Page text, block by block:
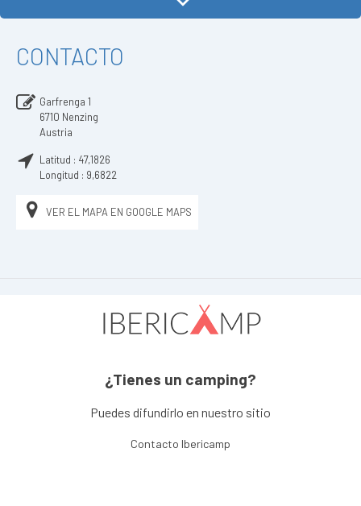
CONTACTO
Garfrenga 1
6710 Nenzing
Austria
Latitud : 47,1826
Longitud : 9,6822
VER EL MAPA EN GOOGLE MAPS
¿Tienes un camping?
Puedes difundirlo en nuestro sitio
Contacto Ibericamp